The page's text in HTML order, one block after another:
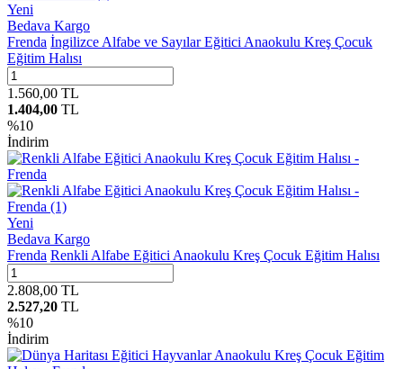
Yeni
Bedava Kargo
Frenda İngilizce Alfabe ve Sayılar Eğitici Anaokulu Kreş Çocuk
Eğitim Halısı
1.560,00 TL
1.404,00 TL
%10
İndirim
Yeni
Bedava Kargo
Frenda Renkli Alfabe Eğitici Anaokulu Kreş Çocuk Eğitim Halısı
2.808,00 TL
2.527,20 TL
%10
İndirim